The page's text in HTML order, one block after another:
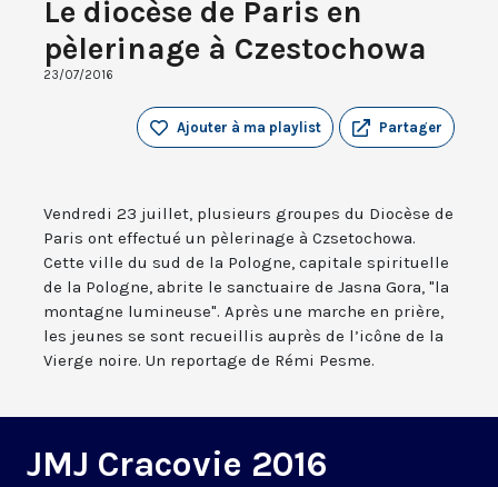
Le diocèse de Paris en
pèlerinage à Czestochowa
23/07/2016
Partager
Ajouter à ma playlist
Vendredi 23 juillet, plusieurs groupes du Diocèse de
Paris ont effectué un pèlerinage à Czsetochowa.
Cette ville du sud de la Pologne, capitale spirituelle
de la Pologne, abrite le sanctuaire de Jasna Gora, "la
montagne lumineuse". Après une marche en prière,
les jeunes se sont recueillis auprès de l’icône de la
Vierge noire. Un reportage de Rémi Pesme.
JMJ Cracovie 2016